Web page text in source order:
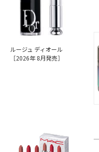
ルージュ ディオール
［2026年 8月発売］